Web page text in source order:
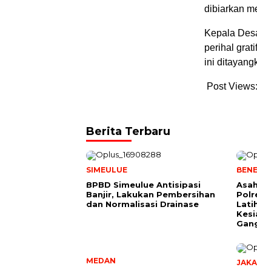
dibiarkan
Kepala
perihal
ini
Post Views:
Berita Terbaru
SIMEULUE
BPBD Simeulue Antisipasi
Banjir, Lakukan Pembersihan
dan Normalisasi Drainase
MEDAN